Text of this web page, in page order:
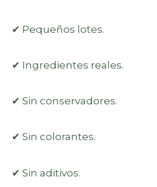
✔ Pequeños lotes.
✔ Ingredientes reales.
✔ Sin conservadores.
✔ Sin colorantes.
✔ Sin aditivos.